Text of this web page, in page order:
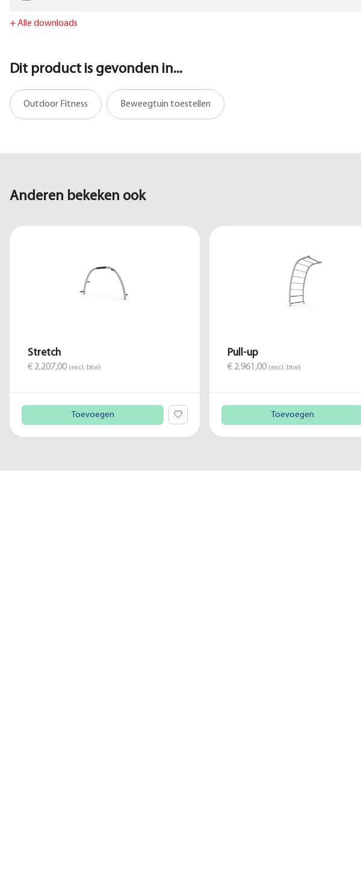
+Alle downloads
Dit product is gevonden in...
Outdoor Fitness Beweegtuin toestellen
Anderen bekeken ook
Stretch
€ 2.207,00 (excl. btw)
Toevoegen
Pull-up
€ 2.961,00 (excl. btw)
Toevoegen